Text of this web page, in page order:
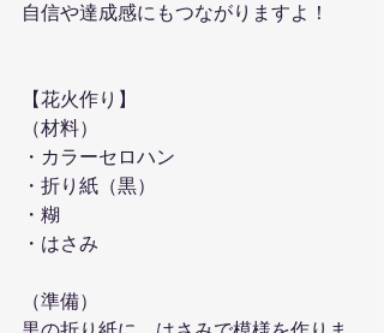
自信や達成感にもつながりますよ！
【花火作り】
（材料）
・カラーセロハン
・折り紙（黒）
・糊
・はさみ
（準備）